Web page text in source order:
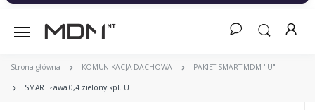
Strona główna KOMUNIKACJA DACHOWA PAKIET SMART MDM "U"
SMART Ława 0,4 zielony kpl. U